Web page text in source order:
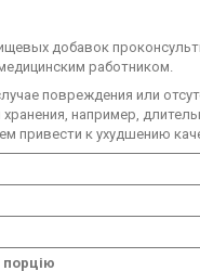
добавок
работником.
повреждения или
например,
привести к ухудшению
порцію